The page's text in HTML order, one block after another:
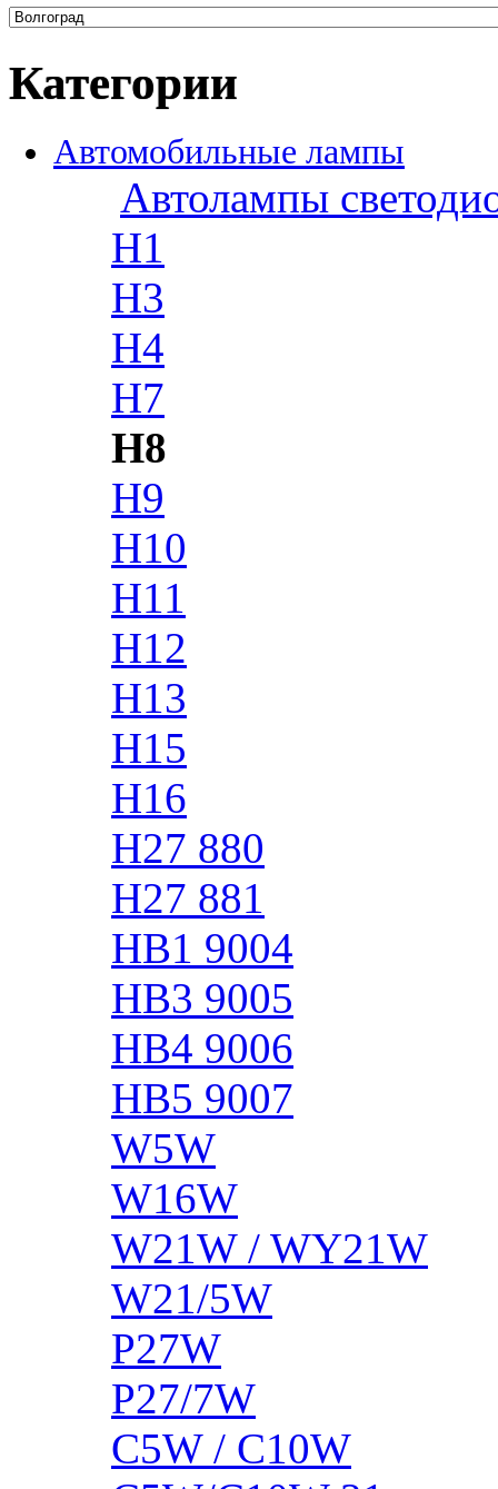
Категории
Автомобильные лампы
Автолампы
H1
H3
H4
H7
H8
H9
H10
H11
H12
H13
H15
H16
H27 880
H27 881
HB1 9004
HB3 9005
HB4 9006
HB5 9007
W5W
W16W
W21W / WY21W
W21/5W
P27W
P27/7W
C5W / C10W